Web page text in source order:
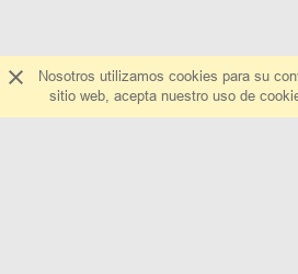
Nosotros utilizamos cookies para su
sitio web, acepta nuestro uso de